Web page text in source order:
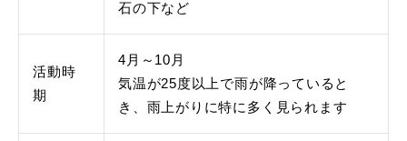
石の下など
活動時
期
4月～10月
気温が25度以上で雨が降っていると
き、雨上がりに特に多く見られます